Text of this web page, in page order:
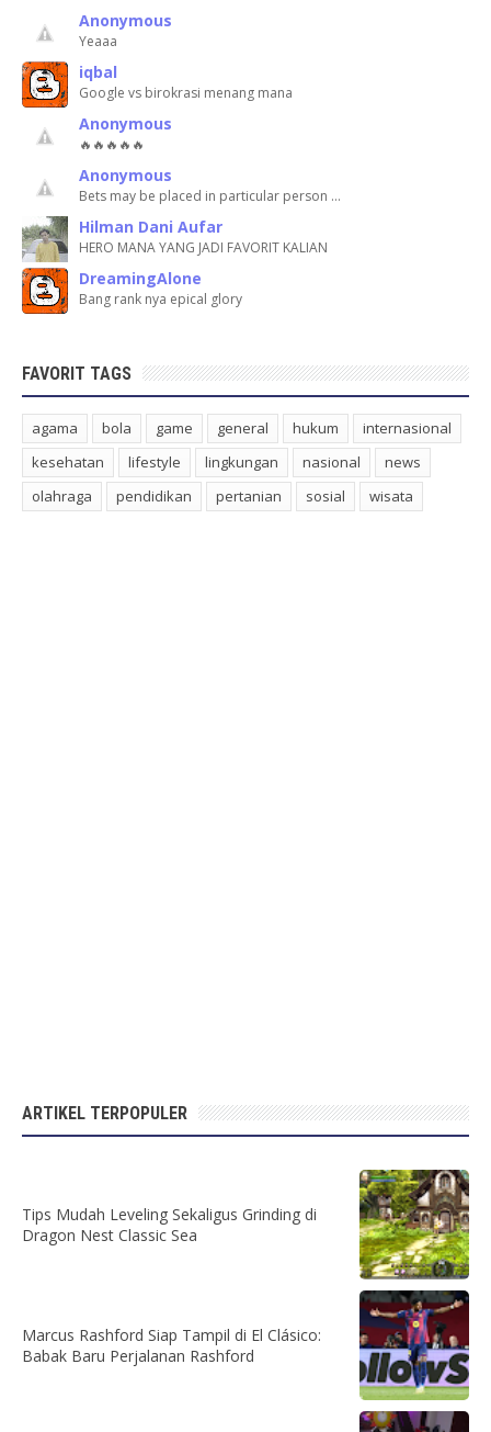
Anonymous
Yeaaa
iqbal
Google vs birokrasi menang mana
Anonymous
🔥🔥🔥🔥🔥
Anonymous
Bets may be placed in particular person …
Hilman Dani Aufar
HERO MANA YANG JADI FAVORIT KALIAN
DreamingAlone
Bang rank nya epical glory
FAVORIT TAGS
agama bola game general hukum
internasional
kesehatan
lifestyle lingkungan nasional
news
olahraga
pendidikan pertanian sosial wisata
ARTIKEL TERPOPULER
Tips Mudah Leveling Sekaligus Grinding di
Dragon Nest Classic Sea
Marcus Rashford Siap Tampil di El Clásico:
Babak Baru Perjalanan Rashford